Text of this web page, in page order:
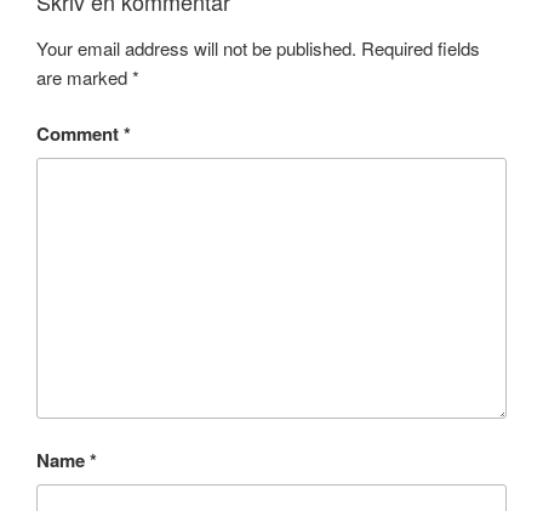
Your email address will not be published. Required fields
are marked*
Comment*
Name*